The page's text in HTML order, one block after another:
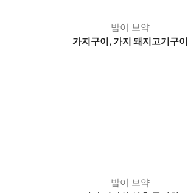
밥이 보약
가지구이, 가지 돼지고기구이
밥이 보약